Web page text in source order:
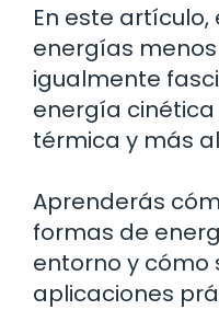
En este
energías
igualmente
energía
térmica y más
Aprenderás
formas de
entorno y cómo
aplicaciones